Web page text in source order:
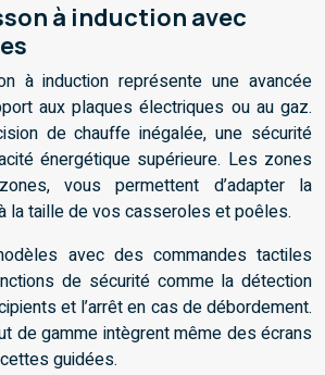
à induction avec
à induction représente une avancée
aux plaques électriques ou au gaz.
de chauffe inégalée, une sécurité
énergétique supérieure. Les zones
vous permettent d’adapter la
la taille de vos casseroles et poêles.
avec des commandes tactiles
de sécurité comme la détection
et l’arrêt en cas de débordement.
de gamme intègrent même des écrans
guidées.